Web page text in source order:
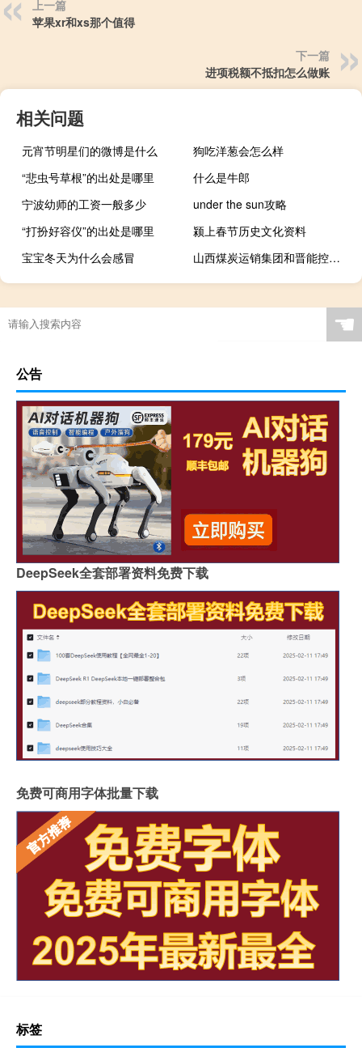
上一篇
苹果xr和xs那个值得
下一篇
进项税额不抵扣怎么做账
相关问题
元宵节明星们的微博是什么
狗吃洋葱会怎么样
“悲虫号草根”的出处是哪里
什么是牛郎
宁波幼师的工资一般多少
under the sun攻略
“打扮好容仪”的出处是哪里
颍上春节历史文化资料
宝宝冬天为什么会感冒
山西煤炭运销集团和晋能控股集团的关系（山西煤炭运销集团）
☚
公告
DeepSeek全套部署资料免费下载
免费可商用字体批量下载
标签